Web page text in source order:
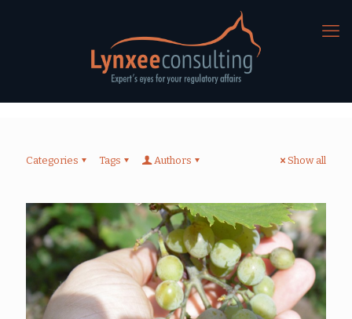
Categories Tags Authors Show all